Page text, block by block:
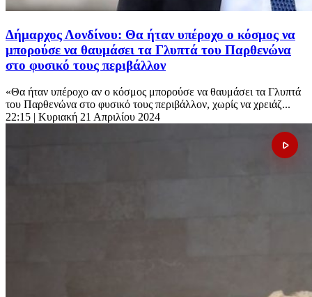
Δήμαρχος Λονδίνου: Θα ήταν υπέροχο ο κόσμος να
μπορούσε να θαυμάσει τα Γλυπτά του Παρθενώνα
στο φυσικό τους περιβάλλον
«Θα ήταν υπέροχο αν ο κόσμος μπορούσε να θαυμάσει τα Γλυπτά
του Παρθενώνα στο φυσικό τους περιβάλλον, χωρίς να χρειάζ...
22:15 | Κυριακή 21 Απριλίου 2024